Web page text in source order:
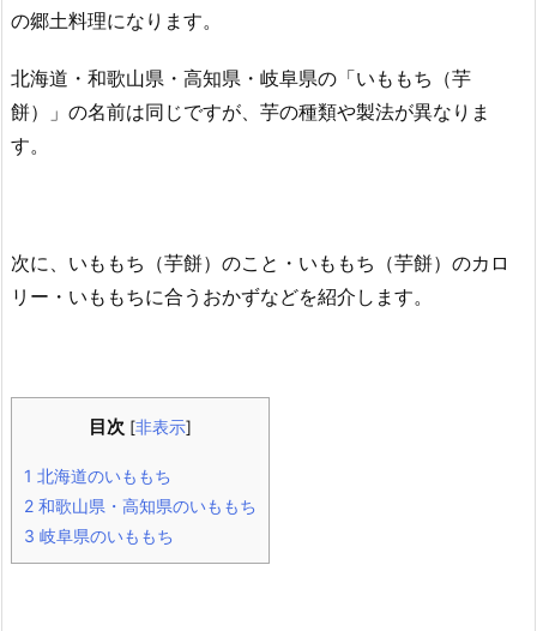
の郷土料理になります。
北海道・和歌山県・高知県・岐阜県の「いももち（芋
餅）」の名前は同じですが、芋の種類や製法が異なりま
す。
次に、いももち（芋餅）のこと・いももち（芋餅）のカロ
リー・いももちに合うおかずなどを紹介します。
目次 [非表示]
1 北海道のいももち
2 和歌山県・高知県のいももち
3 岐阜県のいももち